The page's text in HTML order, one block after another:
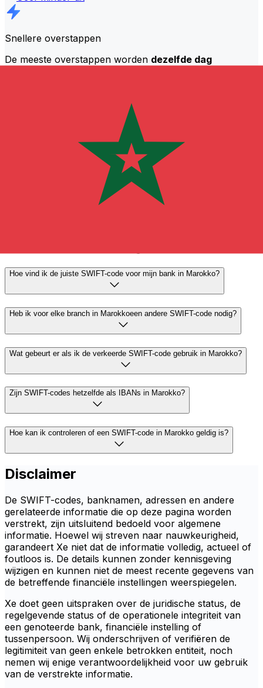
Snellere overstappen
De meeste overstappen worden dezelfde dag
Wat is een SWIFT-code en waarom heb ik die nodig in Marokko?
Een SWIFT-code—ook bekend als een BIC (Bank
Identifier Code)—is een internationale standaard voor
Hoe vind ik de juiste SWIFT-code voor mijn bank in Marokko?
Heb ik voor elke branch in Marokkoeen andere SWIFT-code nodig?
Wat gebeurt er als ik de verkeerde SWIFT-code gebruik in Marokko?
Zijn SWIFT-codes hetzelfde als IBANs in Marokko?
Hoe kan ik controleren of een SWIFT-code in Marokko geldig is?
Disclaimer
De SWIFT-codes, banknamen, adressen en andere
gerelateerde informatie die op deze pagina worden
verstrekt, zijn uitsluitend bedoeld voor algemene
informatie. Hoewel wij streven naar nauwkeurigheid,
garandeert Xe niet dat de informatie volledig, actueel of
foutloos is. De details kunnen zonder kennisgeving
wijzigen en kunnen niet de meest recente gegevens van
de betreffende financiële instellingen weerspiegelen.
Xe doet geen uitspraken over de juridische status, de
regelgevende status of de operationele integriteit van
een genoteerde bank, financiële instelling of
tussenpersoon. Wij onderschrijven of verifiëren de
legitimiteit van geen enkele betrokken entiteit, noch
nemen wij enige verantwoordelijkheid voor uw gebruik
van de verstrekte informatie.